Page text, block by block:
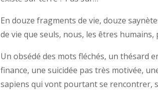
En douze fragments de vie, douze
de vie que seuls, nous, les êtres
Un obsédé des mots fléchés, un thésard
finance, une suicidée pas très motivée,
sapiens qui vont pourtant se rencontrer,